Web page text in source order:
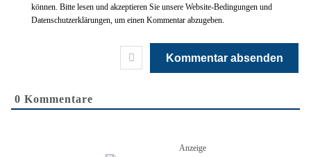
können. Bitte lesen und akzeptieren Sie unsere Website-Bedingungen und
Datenschutzerklärungen, um einen Kommentar abzugeben.
0 Kommentare